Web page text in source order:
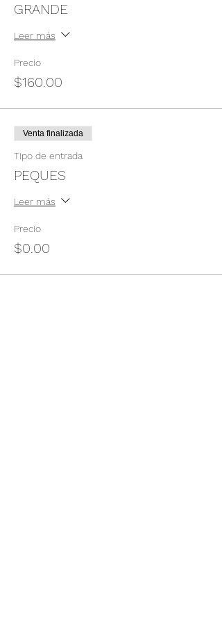
GRANDE
Leer más
Precio
$160.00
Venta finalizada
Tipo de entrada
PEQUES
Leer más
Precio
$0.00